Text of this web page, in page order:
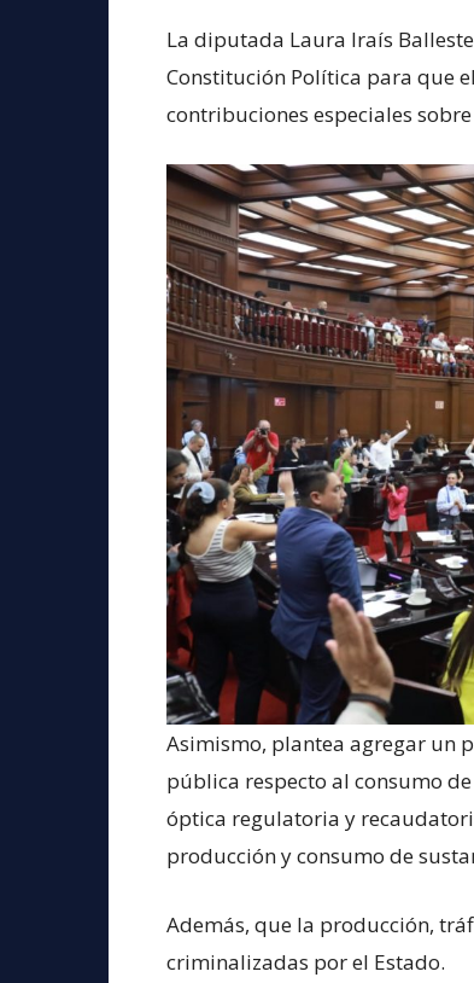
La diputada Laura Iraís
Constitución Política para que
contribuciones especiales
Asimismo, plantea agregar un
pública respecto al consumo
óptica regulatoria y
producción y consumo de
Además, que la producción,
criminalizadas por el Estado.